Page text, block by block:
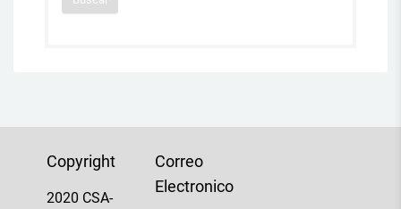
Copyright
2020 CSA-
Correo
Electronico